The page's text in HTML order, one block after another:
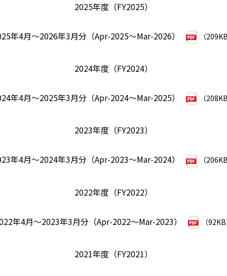
2025年度（FY2025）
年4月～2026年3月分（Apr-2025～Mar-2026） （
2024年度（FY2024）
年4月～2025年3月分（Apr-2024～Mar-2025） （
2023年度（FY2023）
年4月～2024年3月分（Apr-2023～Mar-2024） （
2022年度（FY2022）
年4月～2023年3月分（Apr-2022～Mar-2023） （
2021年度（FY2021）